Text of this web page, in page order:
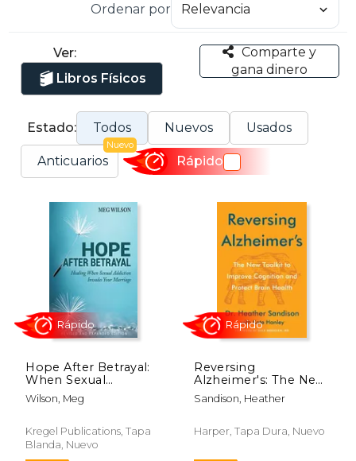
Ordenar por
Ver:
Libros Físicos
Comparte y
gana dinero
Estado: Todos Nuevos Usados
Anticuarios
Nuevo
Rápido
Hope After Betrayal:
When Sexual
Addiction Invades
Your Marriage (en
Wilson, Meg
Kregel Publications, Tapa
Blanda, Nuevo
Reversing
Alzheimer's: The New
Toolkit to Improve
Cognition and
(en Inglés)
Sandison, Heather
Harper, Tapa Dura, Nuevo